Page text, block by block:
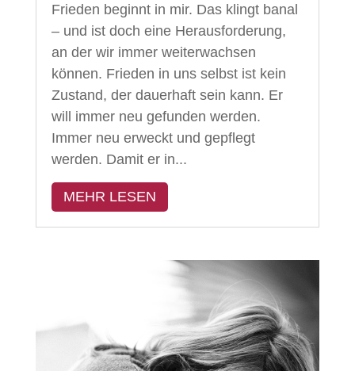
Frieden beginnt in mir. Das klingt banal
– und ist doch eine Herausforderung,
an der wir immer weiterwachsen
können. Frieden in uns selbst ist kein
Zustand, der dauerhaft sein kann. Er
will immer neu gefunden werden.
Immer neu erweckt und gepflegt
werden. Damit er in...
MEHR LESEN